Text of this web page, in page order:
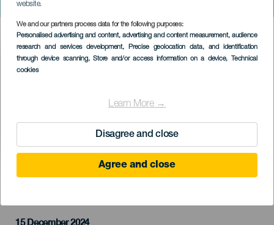
website.
We and our partners process data for the following purposes:
Personalised advertising and content, advertising and content measurement, audience
research and services development, Precise geolocation data, and identification
through device scanning, Store and/or access information on a device, Technical
cookies
Learn More →
Disagree and close
Agree and close
Jay Wheeler koncerten
Imagen
Listado
15 December 2024